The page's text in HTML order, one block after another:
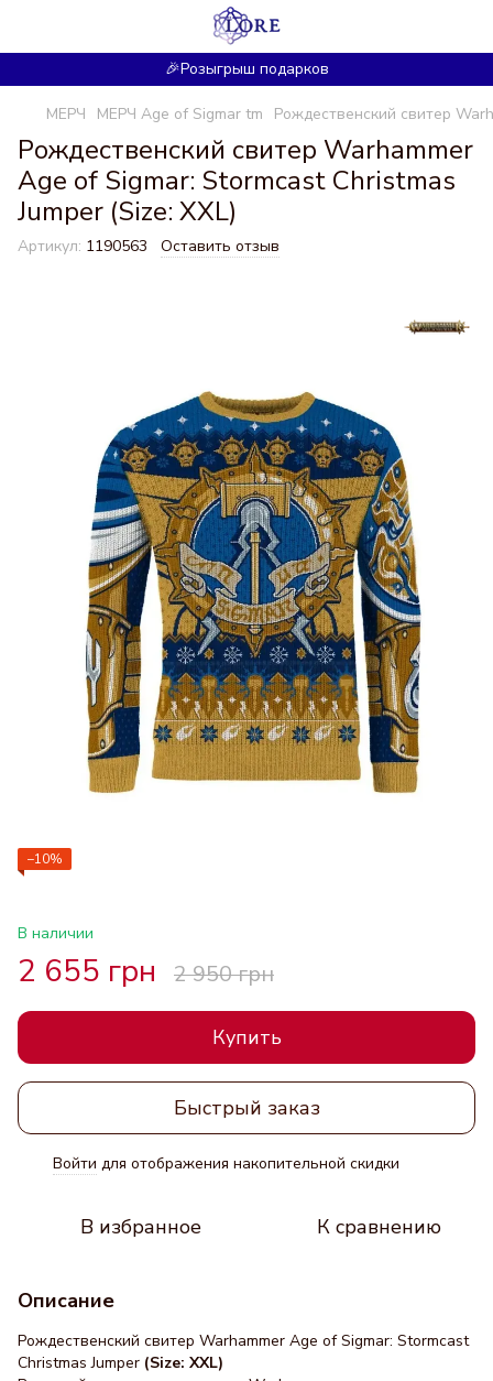
🎉Розыгрыш подарков
МЕРЧ МЕРЧ Age of Sigmar tm Рождественский свитер
Рождественский свитер Warhammer
Age of Sigmar: Stormcast Christmas
Jumper (Size: XXL)
Артикул: 1190563 Оставить отзыв
−10%
В наличии
2 655 грн 2 950 грн
Купить
Быстрый заказ
Войти для отображения накопительной скидки
В избранное К сравнению
Описание
Рождественский свитер Warhammer Age of Sigmar: Stormcast
Christmas Jumper (Size: XXL)